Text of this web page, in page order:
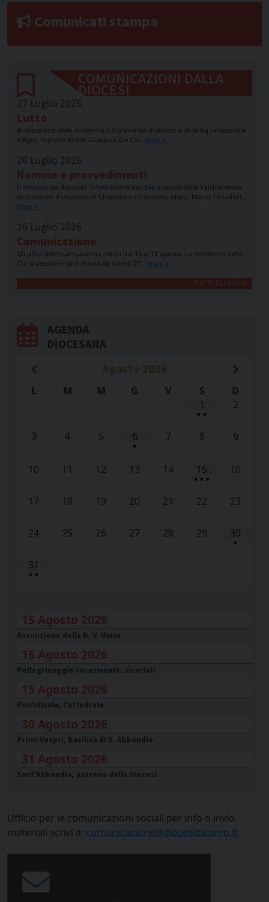
Comunicati stampa
COMUNICAZIONI DALLA
DIOCESI
27 Luglio 2026
Lutto
Al compiersi della domenica il Signore ha chiamato a sé la sig.ra Graziella
Valgoi, mamma di don Gianluca Dei Cas. leggi »
26 Luglio 2026
Nomine e provvedimenti
Il Vescovo ha disposto l’unificazione dei due vicariati della Valchiavenna
costituendo il Vicariato di Chiavenna e Gordona. Mons. Marco Folladori…
leggi »
26 Luglio 2026
Comunicazione
Gli uffici diocesani saranno chiusi dal 10 al 21 agosto. La portineria della
Curia vescovile sarà chiusa da lunedì 27… leggi »
TUTTI GLI AVVISI
AGENDA
DIOCESANA
L M M G V S
D
1
• •
2
3 4 5 6
•
7 8 9
10 11 12 13 14 15
• • •
16
17 18 19 20 21 22 23
24 25 26 27 28 29 30
•
31
• •
15 Agosto 2026
Assunzione della B. V. Maria
15 Agosto 2026
Pellegrinaggio vocazionale: vicariati
15 Agosto 2026
Pontificale, Cattedrale
30 Agosto 2026
Primi Vespri, Basilica di S. Abbondio
31 Agosto 2026
Sant'Abbondio, patrono della Diocesi
Ufficio per le comunicazioni sociali per info o invio
materiali scrivi a: comunicazione@diocesidicomo.it